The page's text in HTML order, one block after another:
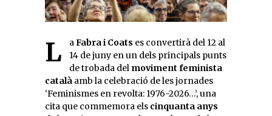
LaFabra i Coats es convertirà del 12 al
14 de juny en un dels principals punts
de trobada del moviment feminista
català amb la celebració de les jornades
‘Feminismes en revolta: 1976-2026…’, una
cita que commemora els cinquanta anys